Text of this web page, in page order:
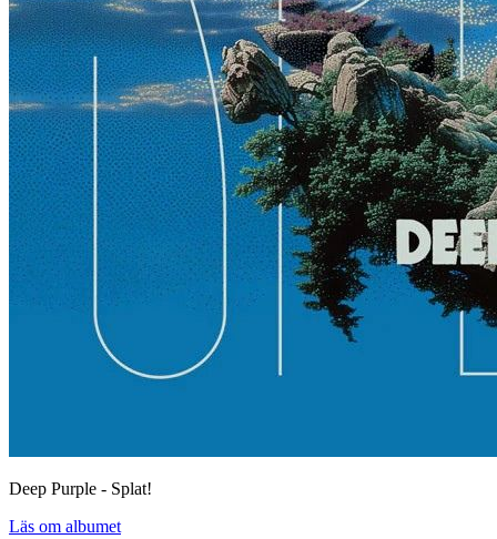
Deep Purple - Splat!
Läs om albumet